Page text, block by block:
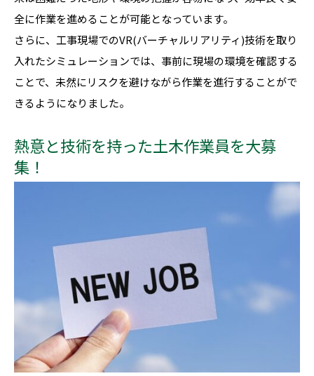
全に作業を進めることが可能となっています。
さらに、工事現場でのVR(バーチャルリアリティ)技術を取り
入れたシミュレーションでは、事前に現場の環境を確認する
ことで、未然にリスクを避けながら作業を進行することがで
きるようになりました。
熱意と技術を持った土木作業員を大募
集！